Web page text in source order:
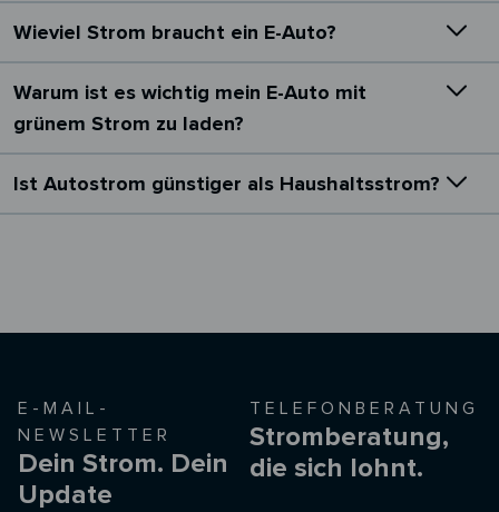
Wieviel Strom braucht ein E-Auto?
Warum ist es wichtig mein E-Auto mit
grünem Strom zu laden?
Ist Autostrom günstiger als Haushaltsstrom?
E-MAIL-
NEWSLETTER
Dein Strom. Dein
Update
TELEFONBERATUNG
Stromberatung,
die sich lohnt.